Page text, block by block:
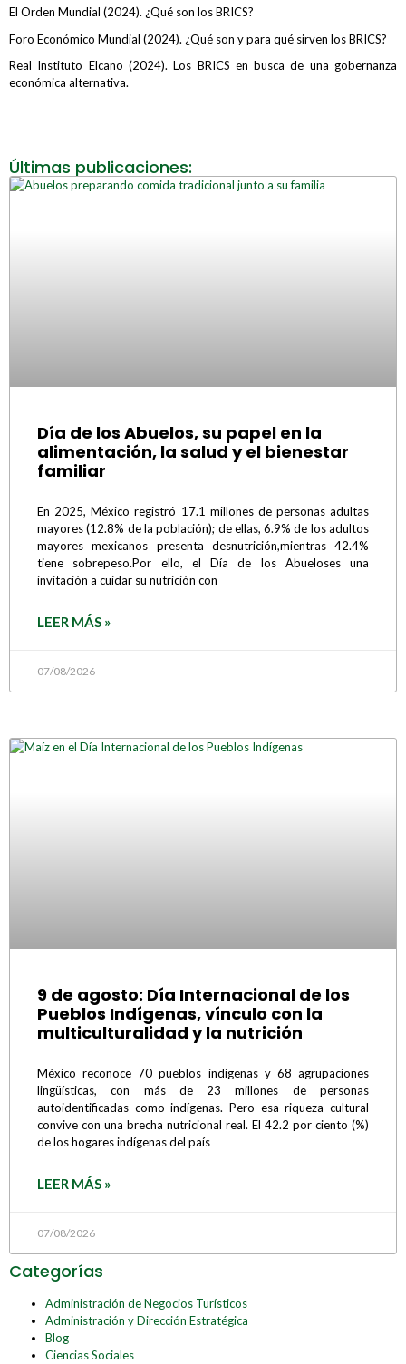
El Orden Mundial (2024). ¿Qué son los BRICS?
Foro Económico Mundial (2024). ¿Qué son y para qué sirven los BRICS?
Real Instituto Elcano (2024). Los BRICS en busca de una gobernanza
económica alternativa.
Últimas publicaciones:
Día de los Abuelos, su papel en la
alimentación, la salud y el bienestar
familiar
En 2025, México registró 17.1 millones de personas adultas
mayores (12.8% de la población); de ellas, 6.9% de los adultos
mayores mexicanos presenta desnutrición,mientras 42.4%
tiene sobrepeso.Por ello, el Día de los Abueloses una
invitación a cuidar su nutrición con
LEER MÁS »
07/08/2026
9 de agosto: Día Internacional de los
Pueblos Indígenas, vínculo con la
multiculturalidad y la nutrición
México reconoce 70 pueblos indígenas y 68 agrupaciones
lingüísticas, con más de 23 millones de personas
autoidentificadas como indígenas. Pero esa riqueza cultural
convive con una brecha nutricional real. El 42.2 por ciento (%)
de los hogares indígenas del país
LEER MÁS »
07/08/2026
Categorías
Administración de Negocios Turísticos
Administración y Dirección Estratégica
Blog
Ciencias Sociales